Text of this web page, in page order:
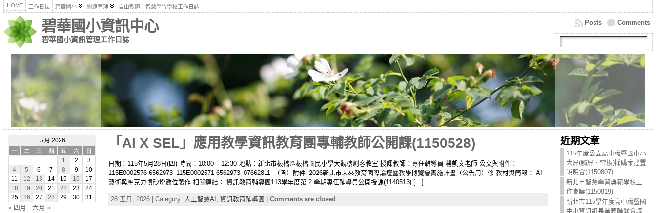
HOME 工作日誌 碧華國小 網路管理 自由軟體 智慧學習學校工作日誌
碧華國小資訊中心
碧華國小資訊管理工作日誌
Comments
Posts
五月 2026
一
二 三 四 五 六
日
1
2
3
4
5 6 7 8 9
10
11
12 13 14 15 16
17
18
19 20 21 22 23
24
25
26 27 28 29 30 31
« 四月 六月 »
「AI X SEL」應用教學資訊教育團專輔教師公開課(1150528)
日期：115年5月28日(四) 時間：10:00 – 12:30 地點：新北市板橋區板橋國民小學大觀樓創客教室 授課教師：專任輔導員 楊凱文老師 公文與附件：
115E0002576 6562973_115E0002571 6562973_07662811_（函）附件_2026新北市未來教育國際論壇暨教學博覽會實施計畫（公告用）修 教材與簡報： AI
藝術與壓克力噴砂燈數位製作 相關連結： 資訊教育輔導團113學年度第 2 學期專任輔導員公開授課(1140513) […]
28 五月, 2026 | Category: 人工智慧AI, 資訊教育輔導團 | Comments are closed
近期文章
115年度公立高中職暨國中小
大屏(觸屏、雷板)採購案建置
說明會(1150807)
新北市智慧學習典範學校工
作會議(1150819)
新北市115學年度高中職暨國
中小資訊組長業務聯繫會議